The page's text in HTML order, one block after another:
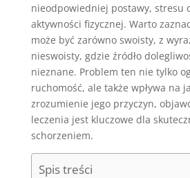
nieodpowiedniej postawy, stresu
aktywności fizycznej. Warto
może być zarówno swoisty, z
nieswoisty, gdzie źródło
nieznane. Problem ten nie tylko
ruchomość, ale także wpływa na
zrozumienie jego przyczyn,
leczenia jest kluczowe dla
schorzeniem.
Spis treści